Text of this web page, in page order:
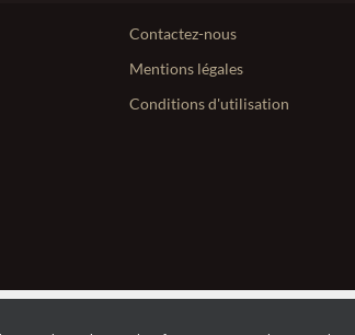
Contactez-nous
Mentions légales
Conditions d'utilisation